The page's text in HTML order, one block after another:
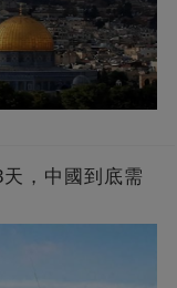
，中國到底需